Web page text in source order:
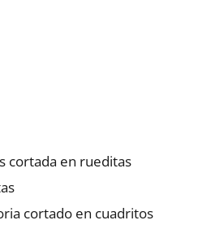
cortada en rueditas
cortado en cuadritos